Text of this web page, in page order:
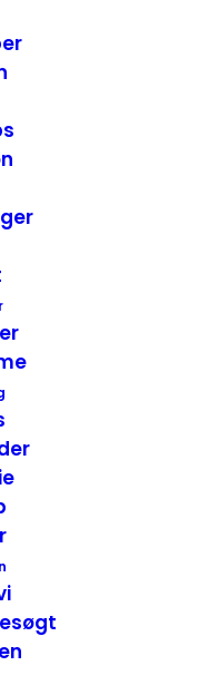
USA
Trip
D.C.
USA
- Massachusetts